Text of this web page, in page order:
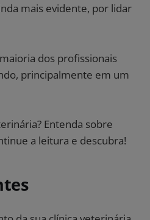
mais evidente, por lidar
dos profissionais
principalmente em um
Entenda sobre
a leitura e descubra!